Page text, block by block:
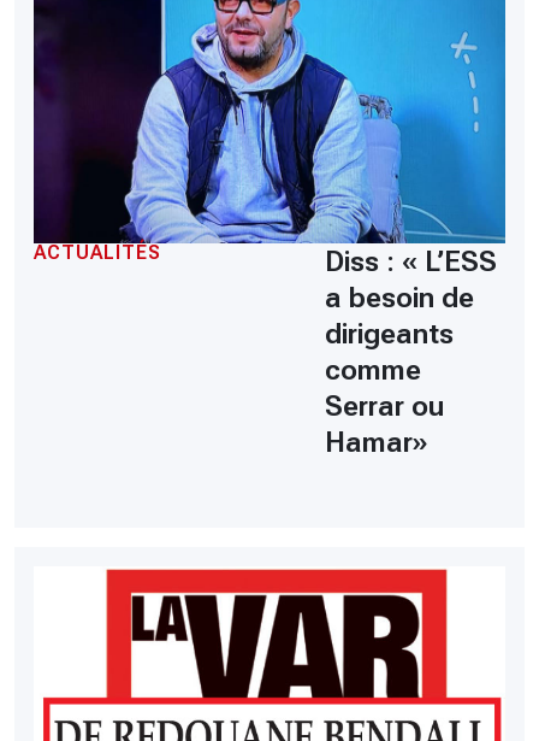
ACTUALITÉS
Diss : « L’ESS
a besoin de
dirigeants
comme
Serrar ou
Hamar»